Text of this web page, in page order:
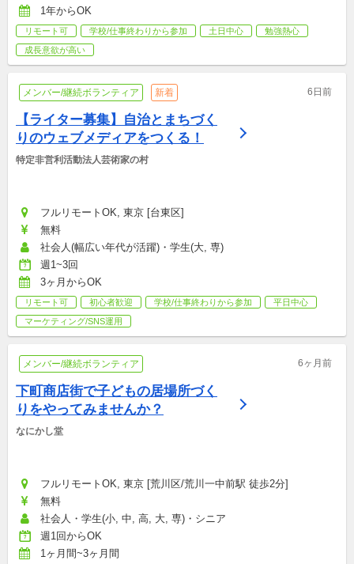
1年からOK
リモート可 学校/仕事終わりから参加 土日中心
勉強熱心
成長意欲が高い
メンバー/継続ボランティア 新着 6日前
【ライター募集】自治とまちづく
りのウェブメディアをつくる！
特定非営利活動法人芸術家の村
フルリモートOK, 東京 [台東区]
無料
社会人(幅広い年代が活躍)・学生(大, 専)
週1~3回
3ヶ月からOK
リモート可 初心者歓迎 学校/仕事終わりから参加
平日中心
マーケティング/SNS運用
メンバー/継続ボランティア 6ヶ月前
下町商店街で子どもの居場所づく
りをやってみませんか？
なにかし堂
フルリモートOK, 東京 [荒川区/荒川一中前駅 徒歩2分]
無料
社会人・学生(小, 中, 高, 大, 専)・シニア
週1回からOK
1ヶ月間~3ヶ月間